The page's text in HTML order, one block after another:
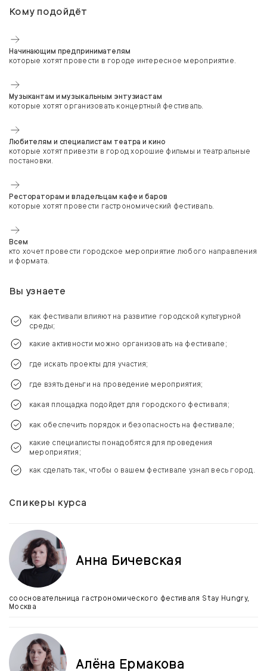
Кому подойдёт
Начинающим предпринимателям
которые хотят провести в городе интересное мероприятие.
Музыкантам и музыкальным энтузиастам
которые хотят организовать концертный фестиваль.
Любителям и специалистам театра и кино
которые хотят привезти в город хорошие фильмы и театральные
постановки.
Рестораторам и владельцам кафе и баров
которые хотят провести гастрономический фестиваль.
Всем
кто хочет провести городское мероприятие любого направления
и формата.
Вы узнаете
как фестивали влияют на развитие городской культурной
среды;
какие активности можно организовать на фестивале;
где искать проекты для участия;
где взять деньги на проведение мероприятия;
какая площадка подойдет для городского фестиваля;
как обеспечить порядок и безопасность на фестивале;
какие специалисты понадобятся для проведения
мероприятия;
как сделать так, чтобы о вашем фестивале узнал весь город.
Спикеры курса
Анна Бичевская
соосновательница гастрономического фестиваля Stay Hungry,
Москва
Алёна Ермакова